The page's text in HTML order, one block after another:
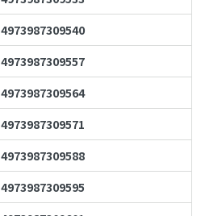
4973987309540
4973987309557
4973987309564
4973987309571
4973987309588
4973987309595